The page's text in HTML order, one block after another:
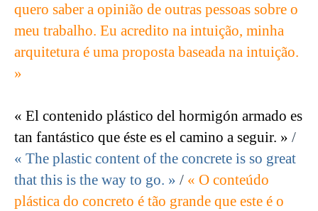
quero saber a opinião de outras pessoas sobre o
meu trabalho. Eu acredito na intuição, minha
arquitetura é uma proposta baseada na intuição.
»
« El contenido plástico del hormigón armado es
tan fantástico que éste es el camino a seguir. » /
« The plastic content of the concrete is so great
that this is the way to go. » / « O conteúdo
plástica do concreto é tão grande que este é o